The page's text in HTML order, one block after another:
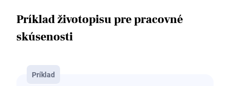
Príklad životopisu pre pracovné
skúsenosti
Príklad